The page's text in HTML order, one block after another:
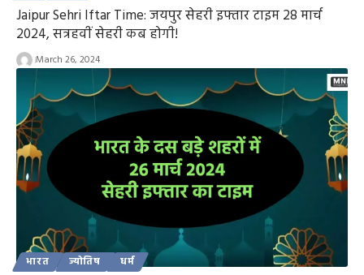
Jaipur Sehri Iftar Time: जयपुर सेहरी इफ्तार टाइम 28 मार्च
2024, सत्रहवीं सेहरी कब होगी!
March 26, 2024
भारत ज्योतिष धर्म